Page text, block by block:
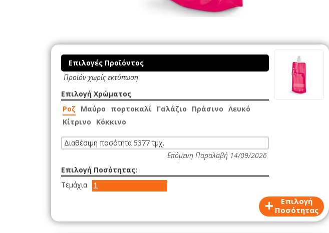
Επιλογές Προϊόντος
Προϊόν χωρίς εκτύπωση
+
Επιλογή
Ποσότητας
Επιλογή Χρώματος
Ροζ
Μαύρο πορτοκαλί Γαλάζιο Πράσινο Λευκό
Κίτρινο
Κόκκινο
Διαθέσιμη ποσότητα 5377 τμχ.
Επόμενη Παραλαβή 14/09/2026
Επιλογή Ποσότητας:
Τεμάχια